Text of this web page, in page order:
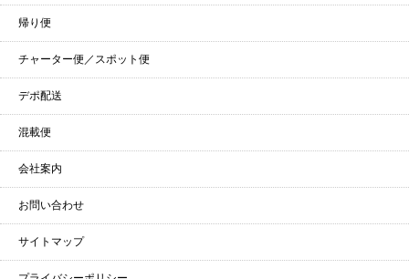
帰り便
チャーター便／スポット便
デポ配送
混載便
会社案内
お問い合わせ
サイトマップ